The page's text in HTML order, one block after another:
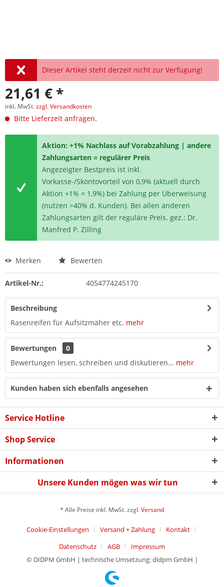
Dieser Artikel steht derzeit nicht zur Verfügung!
21,61 € *
inkl. MwSt.zzgl. Versandkosten
Bitte Lieferzeit anfragen.
Aktion: +1% Nachlass auf Vorabzahlung | andere
Zahlungsarten = regulärer Preis
Angezeigter Bestpreis ist inkl.
Vorkasse-/Skontovorteil von 0,9% (aktuell durch
Aktion +1% = 1,9%) bei Zahlung per Überweisung
(nutzen >40% d. Kunden). Bei allen anderen
Zahlungsarten gilt der reguläre Preis. gez.: Dr.
Manfred P. Zilling
Merken Bewerten
Artikel-Nr.: 4054774245170
Beschreibung
Rasenreifen für Aufsitzmäher etc. mehr
Bewertungen
0
Bewertungen lesen, schreiben und diskutieren... mehr
Kunden haben sich ebenfalls angesehen
Service Hotline
Shop Service
Informationen
Unsere Kunden mögen was wir tun
* Alle Preise inkl. MwSt. zzgl.Versand
Cookie-Einstellungen Versand + Zahlung
Kontakt
Datenschutz
AGB
Impressum
© DIDPM GmbH | technische Umsetzung: didpm GmbH |